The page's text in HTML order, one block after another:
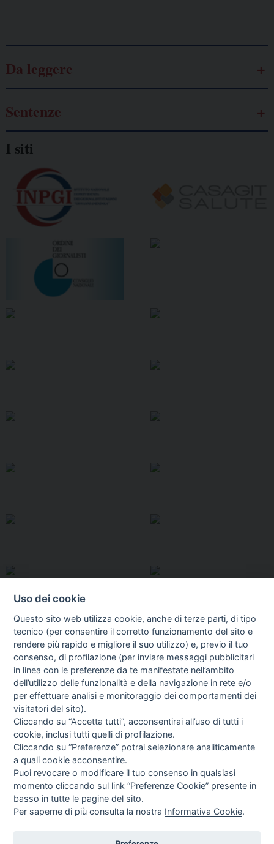
Da leggere
Sentenze
I siti
I libri Vedi tutti
Direttrice Responsabile: Alessandra Costante | Registrazione al Tribunale Civile
Uso dei cookie
Questo sito web utilizza cookie, anche di terze parti, di tipo
tecnico (per consentire il corretto funzionamento del sito e
rendere più rapido e migliore il suo utilizzo) e, previo il tuo
consenso, di profilazione (per inviare messaggi pubblicitari
in linea con le preferenze da te manifestate nell’ambito
dell’utilizzo delle funzionalità e della navigazione in rete e/o
per effettuare analisi e monitoraggio dei comportamenti dei
visitatori del sito).
Cliccando su “Accetta tutti”, acconsentirai all’uso di tutti i
cookie, inclusi tutti quelli di profilazione.
Cliccando su “Preferenze” potrai selezionare analiticamente
a quali cookie acconsentire.
Puoi revocare o modificare il tuo consenso in qualsiasi
momento cliccando sul link “Preferenze Cookie” presente in
basso in tutte le pagine del sito.
Per saperne di più consulta la nostra Informativa Cookie.